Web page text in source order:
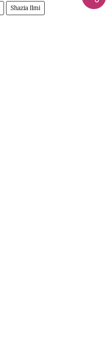
Shazia Ilmi